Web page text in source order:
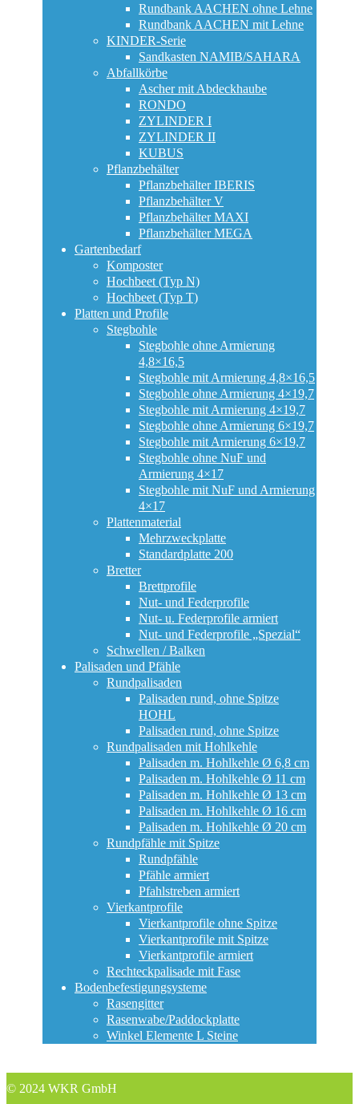
Rundbank AACHEN ohne Lehne
Rundbank AACHEN mit Lehne
KINDER-Serie
Sandkasten NAMIB/SAHARA
Abfallkörbe
Ascher mit Abdeckhaube
RONDO
ZYLINDER I
ZYLINDER II
KUBUS
Pflanzbehälter
Pflanzbehälter IBERIS
Pflanzbehälter V
Pflanzbehälter MAXI
Pflanzbehälter MEGA
Gartenbedarf
Komposter
Hochbeet (Typ N)
Hochbeet (Typ T)
Platten und Profile
Stegbohle
Stegbohle ohne Armierung
4,8×16,5
Stegbohle mit Armierung 4,8×16,5
Stegbohle ohne Armierung 4×19,7
Stegbohle mit Armierung 4×19,7
Stegbohle ohne Armierung 6×19,7
Stegbohle mit Armierung 6×19,7
Stegbohle ohne NuF und
Armierung 4×17
Stegbohle mit NuF und Armierung
4×17
Plattenmaterial
Mehrzweckplatte
Standardplatte 200
Bretter
Brettprofile
Nut- und Federprofile
Nut- u. Federprofile armiert
Nut- und Federprofile „Spezial“
Schwellen / Balken
Palisaden und Pfähle
Rundpalisaden
Palisaden rund, ohne Spitze
HOHL
Palisaden rund, ohne Spitze
Rundpalisaden mit Hohlkehle
Palisaden m. Hohlkehle Ø 6,8 cm
Palisaden m. Hohlkehle Ø 11 cm
Palisaden m. Hohlkehle Ø 13 cm
Palisaden m. Hohlkehle Ø 16 cm
Palisaden m. Hohlkehle Ø 20 cm
Rundpfähle mit Spitze
Rundpfähle
Pfähle armiert
Pfahlstreben armiert
Vierkantprofile
Vierkantprofile ohne Spitze
Vierkantprofile mit Spitze
Vierkantprofile armiert
Rechteckpalisade mit Fase
Bodenbefestigungsysteme
Rasengitter
Rasenwabe/Paddockplatte
Winkel Elemente L Steine
© 2024 WKR GmbH